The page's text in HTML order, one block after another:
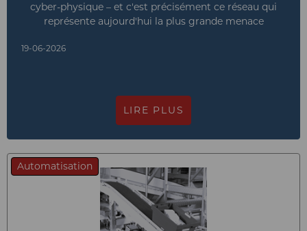
cyber-physique – et c'est précisément ce réseau qui
représente aujourd'hui la plus grande menace
19-06-2026
LIRE PLUS
Automatisation